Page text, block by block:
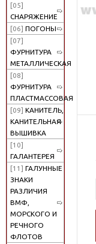
[05]
СНАРЯЖЕНИЕ
[06] ПОГОНЫ
[07]
ФУРНИТУРА
МЕТАЛЛИЧЕСКАЯ
[08]
ФУРНИТУРА
ПЛАСТМАССОВАЯ
[09] КАНИТЕЛЬ,
КАНИТЕЛЬНАЯ
ВЫШИВКА
[10]
ГАЛАНТЕРЕЯ
[11] ГАЛУННЫЕ
ЗНАКИ
РАЗЛИЧИЯ
ВМФ,
МОРСКОГО И
РЕЧНОГО
ФЛОТОВ